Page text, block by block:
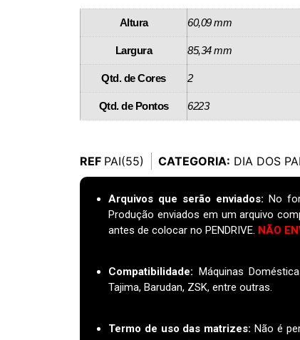
Altura 60,09 mm
Largura 85,34 mm
Qtd. de Cores 2
Qtd. de Pontos 6223
REF PAI(55) CATEGORIA: DIA DOS
Arquivos que serão enviados: No
Produção enviados em um arquivo
antes de colocar no PENDRIVE. NÃO
Compatibilidade: Máquinas
Tajima, Barudan, ZSK, entre outras.
Termo de uso das matrizes: Não é